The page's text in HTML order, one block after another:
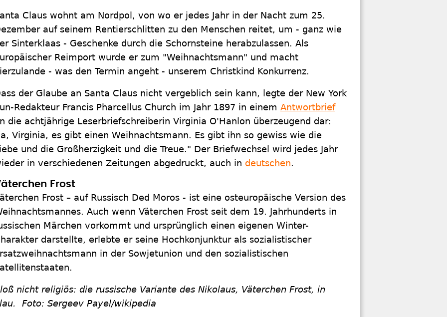
Claus wohnt am Nordpol, von wo er jedes Jahr in der Nacht zum 25.
auf seinem Rentierschlitten zu den Menschen reitet, um - ganz wie
Sinterklaas - Geschenke durch die Schornsteine herabzulassen. Als
Reimport wurde er zum "Weihnachtsmann" und macht
- was den Termin angeht - unserem Christkind Konkurrenz.
der Glaube an Santa Claus nicht vergeblich sein kann, legte der New York
Redakteur Francis Pharcellus Church im Jahr 1897 in einem Antwortbrief
die achtjährige Leserbriefschreiberin Virginia O'Hanlon überzeugend dar:
Virginia, es gibt einen Weihnachtsmann. Es gibt ihn so gewiss wie die
und die Großherzigkeit und die Treue." Der Briefwechsel wird jedes Jahr
in verschiedenen Zeitungen abgedruckt, auch in deutschen.
Frost
Frost – auf Russisch Ded Moros - ist eine osteuropäische Version des
Auch wenn Väterchen Frost seit dem 19. Jahrhunderts in
Märchen vorkommt und ursprünglich einen eigenen Winter-
darstellte, erlebte er seine Hochkonjunktur als sozialistischer
in der Sowjetunion und den sozialistischen
nicht religiös: die russische Variante des Nikolaus, Väterchen Frost, in
Foto: Sergeev Payel/wikipedia